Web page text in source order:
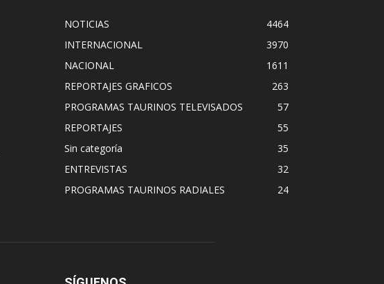
NOTICIAS
4464
INTERNACIONAL
3970
NACIONAL
1611
REPORTAJES GRAFICOS
263
PROGRAMAS TAURINOS TELEVISADOS
57
REPORTAJES
55
Sin categoría
35
ENTREVISTAS
32
PROGRAMAS TAURINOS RADIALES
24